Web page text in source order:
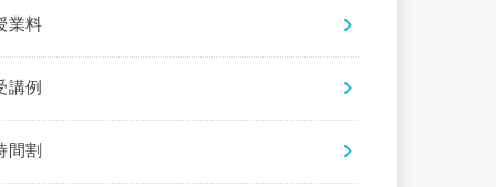
業料
講例
間割